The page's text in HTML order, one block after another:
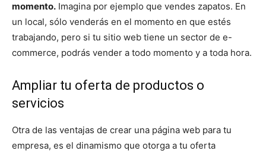
momento. Imagina por ejemplo que vendes zapatos. En
un local, sólo venderás en el momento en que estés
trabajando, pero si tu sitio web tiene un sector de e-
commerce, podrás vender a todo momento y a toda hora.
Ampliar tu oferta de productos o
servicios
Otra de las ventajas de crear una página web para tu
empresa, es el dinamismo que otorga a tu oferta